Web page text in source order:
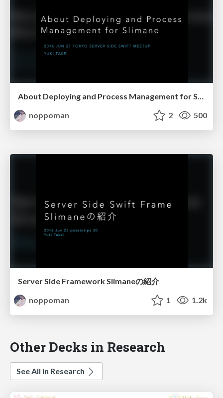
About Deploying and Process Management for Slimane
noppoman
2 500
Server Side Framework Slimaneの紹介
noppoman
1 1.2k
Other Decks in Research
See All in Research